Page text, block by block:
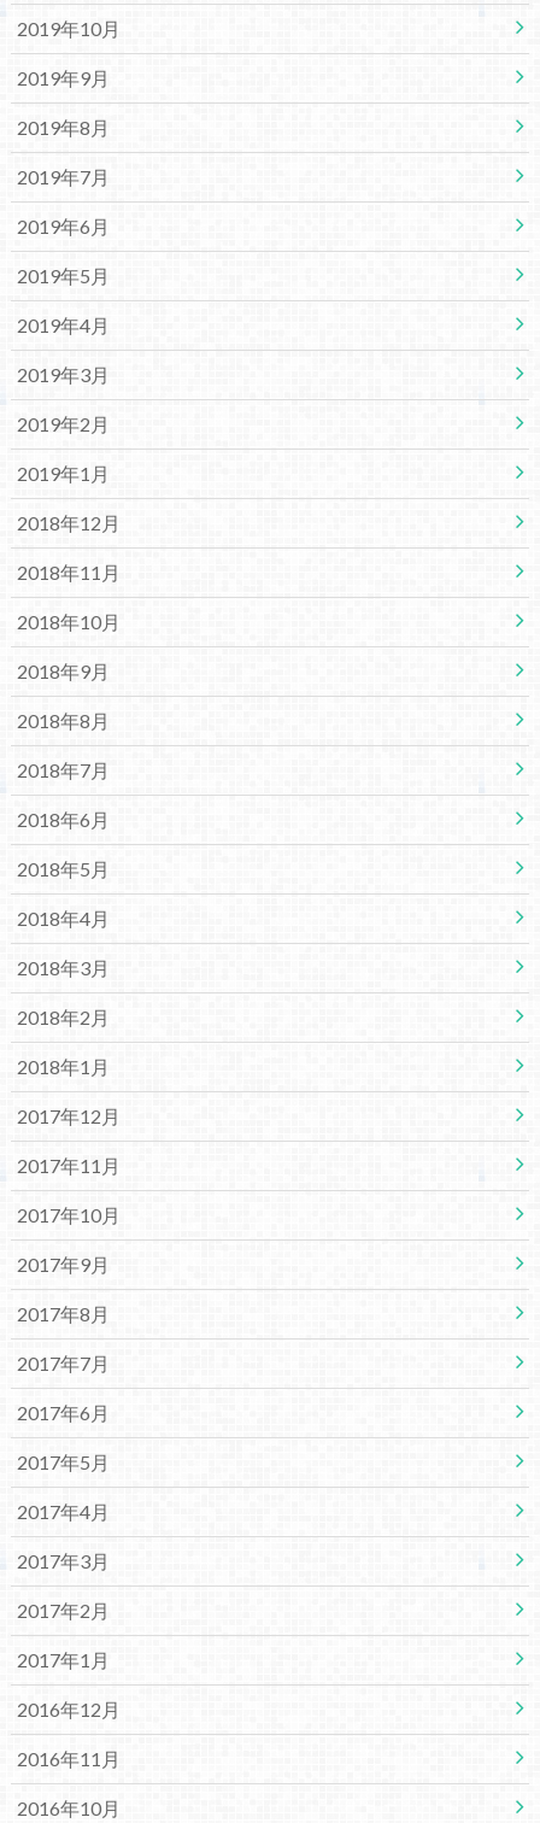
2019年10月
2019年9月
2019年8月
2019年7月
2019年6月
2019年5月
2019年4月
2019年3月
2019年2月
2019年1月
2018年12月
2018年11月
2018年10月
2018年9月
2018年8月
2018年7月
2018年6月
2018年5月
2018年4月
2018年3月
2018年2月
2018年1月
2017年12月
2017年11月
2017年10月
2017年9月
2017年8月
2017年7月
2017年6月
2017年5月
2017年4月
2017年3月
2017年2月
2017年1月
2016年12月
2016年11月
2016年10月